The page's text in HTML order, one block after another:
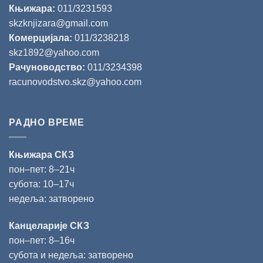
Књижара: 011/3231593
skzknjizara@gmail.com
Комерцијала: 011/3238218
skz1892@yahoo.com
Рачуноводство: 011/3234398
racunovodstvo.skz@yahoo.com
РАДНО ВРЕМЕ
Књижара СКЗ
пон‒пет: 8‒21ч
субота: 10‒17ч
недеља: затворено
Канцеларије СКЗ
пон‒пет: 8‒16ч
субота и недеља: затворено